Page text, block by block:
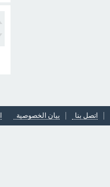
اتصل بنا بيان الخصوصية